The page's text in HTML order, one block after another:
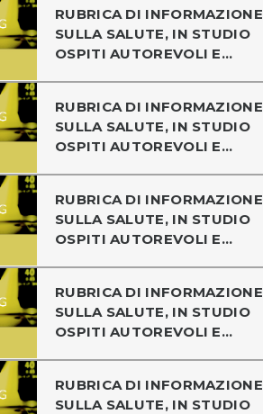
RUBRICA DI INFORMAZIONE
SULLA SALUTE, IN STUDIO
OSPITI AUTOREVOLI E...
RUBRICA DI INFORMAZIONE
SULLA SALUTE, IN STUDIO
OSPITI AUTOREVOLI E...
RUBRICA DI INFORMAZIONE
SULLA SALUTE, IN STUDIO
OSPITI AUTOREVOLI E...
RUBRICA DI INFORMAZIONE
SULLA SALUTE, IN STUDIO
OSPITI AUTOREVOLI E...
RUBRICA DI INFORMAZIONE
SULLA SALUTE, IN STUDIO